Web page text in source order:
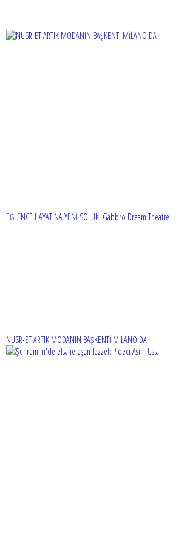
EĞLENCE HAYATINA YENİ SOLUK: Gabbro Dream Theatre
NUSR-ET ARTIK MODANIN BAŞKENTİ MİLANO'DA